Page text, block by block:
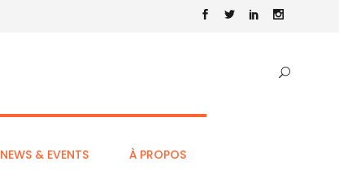
NEWS & EVENTS À PROPOS